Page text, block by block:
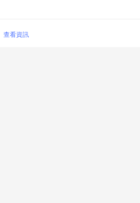
查看資訊